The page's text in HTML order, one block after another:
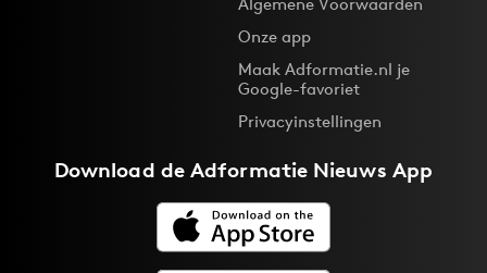
Onze app
Maak Adformatie.nl je
Google-favoriet
Privacyinstellingen
Download deAdformatie Nieuws App